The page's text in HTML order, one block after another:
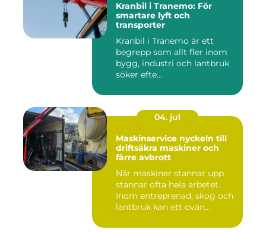
Kranbil i Tranemo: För
smartare lyft och
transporter
Kranbil i Tranemo är ett
begrepp som allt fler inom
bygg, industri och lantbruk
söker efte...
04. jul
Maskinservice nyckeln till
driftsäkra maskiner och
färre avbrott
När maskiner stannar upp
stannar ofta hela arbetet.
Inom entreprenad, skog och
lantbruk kan ett ovän...